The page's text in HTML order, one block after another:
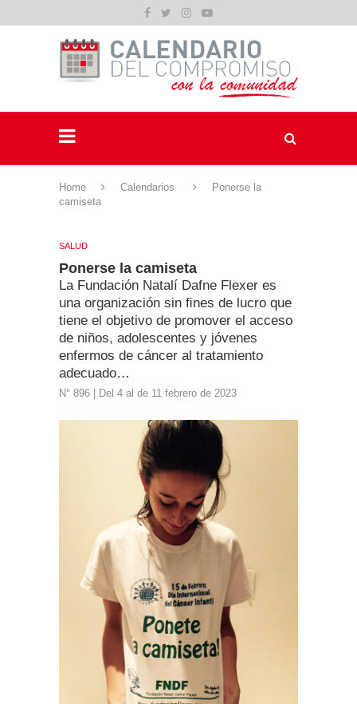
Home Calendarios
Ponerse la
camiseta
SALUD
Ponerse la camiseta
La Fundación Natalí Dafne Flexer es
una organización sin ﬁnes de lucro que
tiene el objetivo de promover el acceso
de niños, adolescentes y jóvenes
enfermos de cáncer al tratamiento
adecuado…
N° 896 | Del 4 al de 11 febrero de 2023